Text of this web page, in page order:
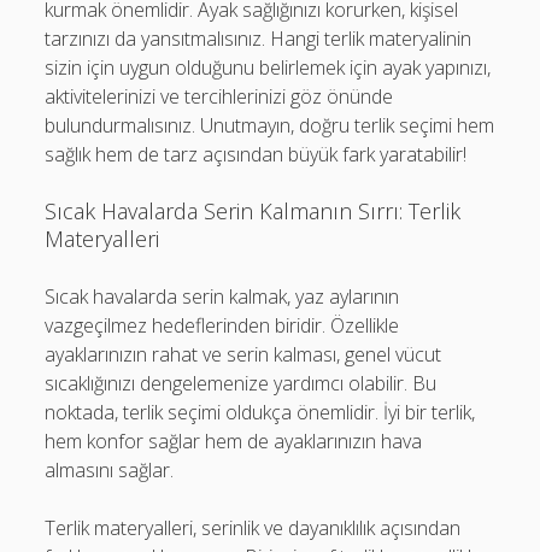
kurmak önemlidir. Ayak sağlığınızı korurken, kişisel
tarzınızı da yansıtmalısınız. Hangi terlik materyalinin
sizin için uygun olduğunu belirlemek için ayak yapınızı,
aktivitelerinizi ve tercihlerinizi göz önünde
bulundurmalısınız. Unutmayın, doğru terlik seçimi hem
sağlık hem de tarz açısından büyük fark yaratabilir!
Sıcak Havalarda Serin Kalmanın Sırrı: Terlik
Materyalleri
Sıcak havalarda serin kalmak, yaz aylarının
vazgeçilmez hedeflerinden biridir. Özellikle
ayaklarınızın rahat ve serin kalması, genel vücut
sıcaklığınızı dengelemenize yardımcı olabilir. Bu
noktada, terlik seçimi oldukça önemlidir. İyi bir terlik,
hem konfor sağlar hem de ayaklarınızın hava
almasını sağlar.
Terlik materyalleri, serinlik ve dayanıklılık açısından